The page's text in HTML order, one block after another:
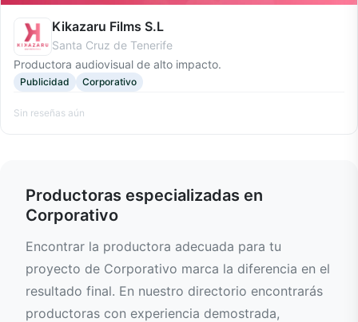
Kikazaru Films S.L
Santa Cruz de Tenerife
Productora audiovisual de alto impacto.
Publicidad Corporativo
Sin reseñas aún
Productoras especializadas en
Corporativo
Encontrar la productora adecuada para tu
proyecto de Corporativo marca la diferencia en el
resultado final. En nuestro directorio encontrarás
productoras con experiencia demostrada,